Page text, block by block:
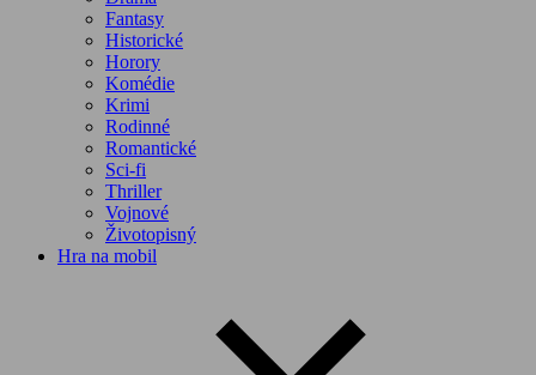
Fantasy
Historické
Horory
Komédie
Krimi
Rodinné
Romantické
Sci-fi
Thriller
Vojnové
Životopisný
Hra na mobil